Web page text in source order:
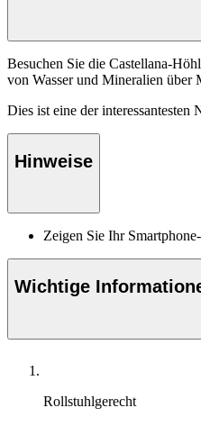
Besuchen Sie die Castellana-
von Wasser und Mineralien über
Dies ist eine der
Hinweise
Zeigen Sie Ihr
Wichtige
Rollstuhlgerecht